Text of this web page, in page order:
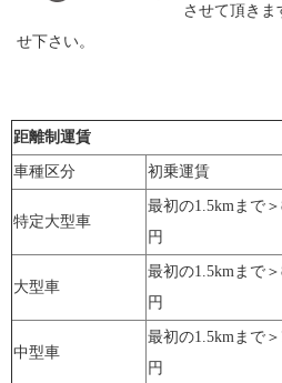
させて頂きま
せ下さい。
距離制運賃
車種区分 初乗運賃
特定大型車
最初の1.5kmまで＞
円
大型車
最初の1.5kmまで＞
円
中型車
最初の1.5kmまで＞
円